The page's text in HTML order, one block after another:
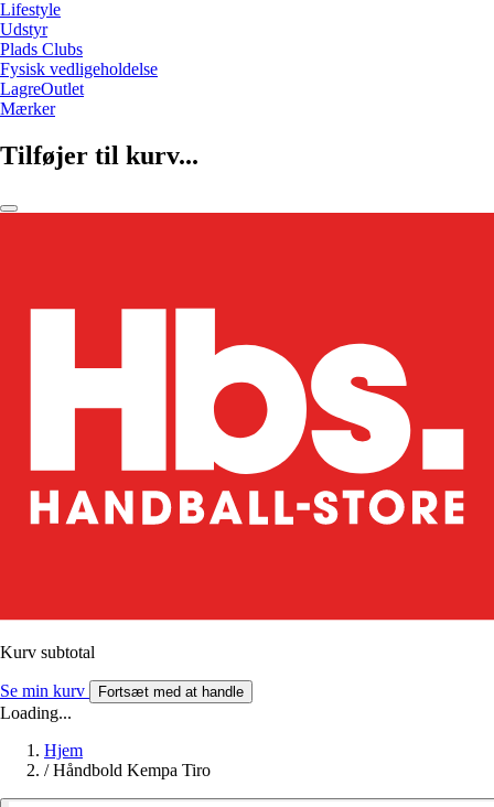
Lifestyle
Udstyr
Plads Clubs
Fysisk vedligeholdelse
LagreOutlet
Mærker
Tilføjer til kurv...
Kurv subtotal
Se min kurv Fortsæt med at handle
Loading...
Hjem
/ Håndbold Kempa Tiro